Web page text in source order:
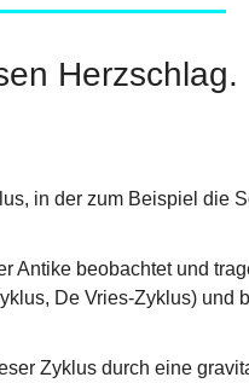
Herzschlag.
in der zum Beispiel die
Antike beobachtet und
De Vries-Zyklus) und
Zyklus durch eine